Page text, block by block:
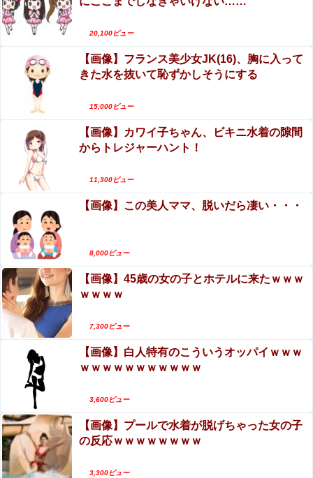
【動画】これはお見事。中国重慶市で珍しい事故
が撮影される。
ト！！久々の姿にファン悶絶ｗｗ
解らせる話』をrawやhitomiを使わずに無料で読む
エロ漫画『冥婚の花嫁』をrawやhitomiを使わずに
無料で読む方法│五梅
【動画】ロシア軍のドローンをネット発射装置で
20,100ビュー
【画像】フランス美少女JK(16)、胸に入って
きた水を抜いて恥ずかしそうにする
15,000ビュー
【画像】カワイ子ちゃん、ビキニ水着の隙間
からトレジャーハント！
11,300ビュー
【画像】この美人ママ、脱いだら凄い・・・
8,000ビュー
【画像】45歳の女の子とホテルに来たｗｗｗ
ｗｗｗｗ
7,300ビュー
【画像】白人特有のこういうオッパイｗｗｗ
ｗｗｗｗｗｗｗｗｗｗｗ
3,600ビュー
【画像】プールで水着が脱げちゃった女の子
の反応ｗｗｗｗｗｗｗｗ
3,300ビュー